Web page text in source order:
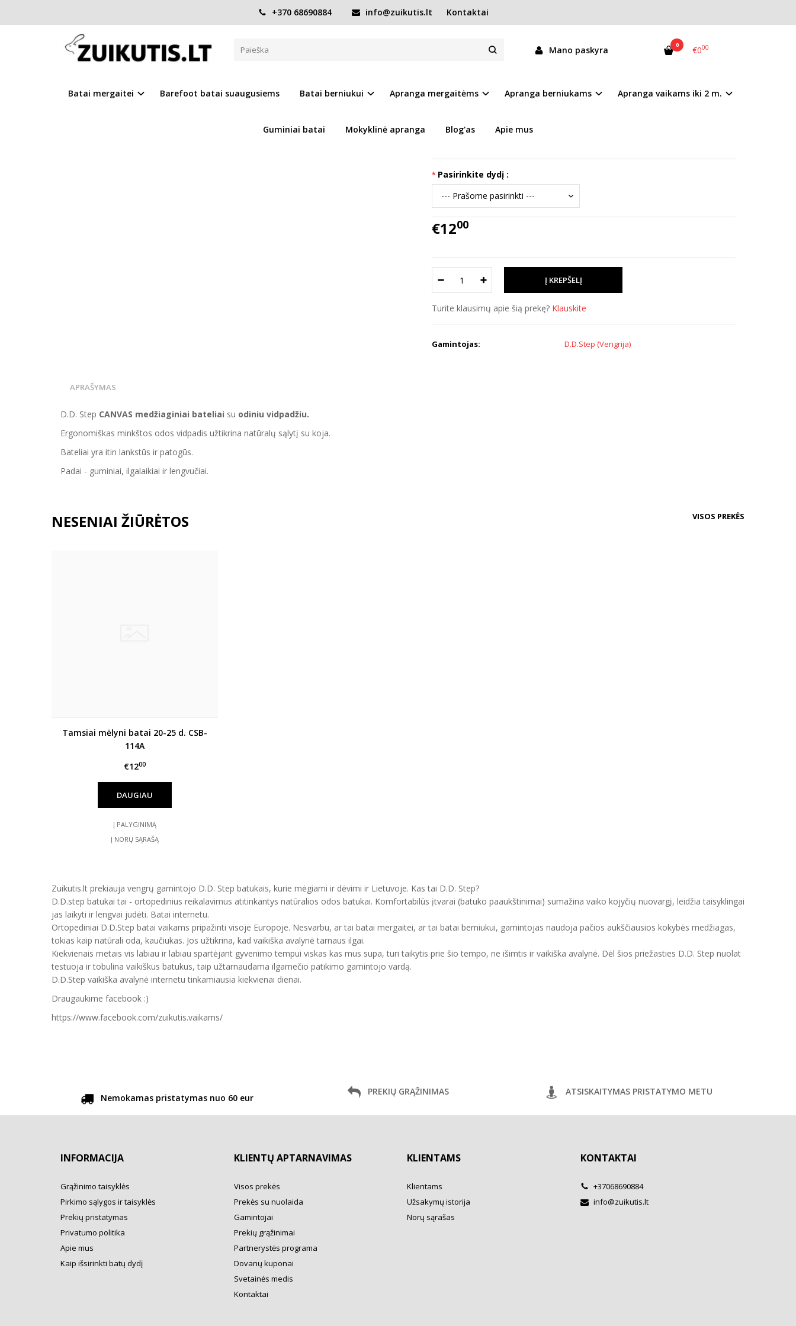
+370 68690884 info@zuikutis.lt Kontaktai
Mano paskyra 0 €000
Batai mergaitei Barefoot batai suaugusiems Batai berniukui Apranga mergaitėms Apranga berniukams Apranga vaikams iki 2 m.
Guminiai batai Mokyklinė apranga Blog'as Apie mus
Pagrindinis Batai berniukui CANVAS Tamsiai mėlyni batai 20-25 d. CSB-114A
TAMSIAI MĖLYNI BATAI 20-25 D. CSB-114A
Į PALYGINIMĄ Į NORŲ SĄRAŠĄ
Prekės kodas:
9793-CSB-114A
D.D. Step CANVAS medžiaginiai bateliai
Pasirinkite dydį :
€1200
Turite klausimų apie šią prekę? Klauskite
Gamintojas: D.D.Step (Vengrija)
APRAŠYMAS
D.D. Step CANVAS medžiaginiai bateliai su odiniu vidpadžiu.
Ergonomiškas minkštos odos vidpadis užtikrina natūralų sąlytį su koja.
Bateliai yra itin lankstūs ir patogūs.
Padai - guminiai, ilgalaikiai ir lengvučiai.
NESENIAI ŽIŪRĖTOS VISOS PREKĖS
Tamsiai mėlyni batai 20-25 d. CSB-
114A
€1200
DAUGIAU
Į PALYGINIMĄ
Į NORŲ SĄRAŠĄ
Zuikutis.lt prekiauja vengrų gamintojo D.D. Step batukais, kurie mėgiami ir dėvimi ir Lietuvoje. Kas tai D.D. Step?
D.D.step batukai tai - ortopedinius reikalavimus atitinkantys natūralios odos batukai. Komfortabilūs įtvarai (batuko paaukštinimai) sumažina vaiko kojyčių nuovargį, leidžia taisyklingai
jas laikyti ir lengvai judėti. Batai internetu.
Ortopediniai D.D.Step batai vaikams pripažinti visoje Europoje. Nesvarbu, ar tai batai mergaitei, ar tai batai berniukui, gamintojas naudoja pačios aukščiausios kokybės medžiagas,
tokias kaip natūrali oda, kaučiukas. Jos užtikrina, kad vaikiška avalynė tarnaus ilgai.
Kiekvienais metais vis labiau ir labiau spartėjant gyvenimo tempui viskas kas mus supa, turi taikytis prie šio tempo, ne išimtis ir vaikiška avalynė. Dėl šios priežasties D.D. Step nuolat
testuoja ir tobulina vaikiškus batukus, taip užtarnaudama ilgamečio patikimo gamintojo vardą.
D.D.Step vaikiška avalynė internetu tinkamiausia kiekvienai dienai.
Draugaukime facebook :)
https://www.facebook.com/zuikutis.vaikams/
Nemokamas pristatymas nuo 60 eur
PREKIŲ GRĄŽINIMAS ATSISKAITYMAS PRISTATYMO METU
INFORMACIJA
Grąžinimo taisyklės
Pirkimo sąlygos ir taisyklės
Prekių pristatymas
Privatumo politika
Apie mus
Kaip išsirinkti batų dydį
KLIENTŲ APTARNAVIMAS
Visos prekės
Prekės su nuolaida
Gamintojai
Prekių grąžinimai
Partnerystės programa
Dovanų kuponai
Svetainės medis
Kontaktai
KLIENTAMS
Klientams
Užsakymų istorija
Norų sąrašas
KONTAKTAI
+37068690884
info@zuikutis.lt